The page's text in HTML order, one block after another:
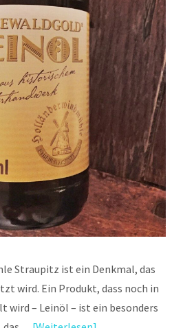
Straupitz ist ein Denkmal, das
wird. Ein Produkt, dass noch in
wird – Leinöl – ist ein besonders